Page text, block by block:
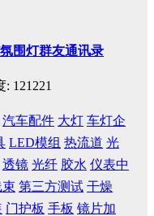
氛围灯群友通讯录
121221
汽车配件 大灯 车灯企
LED模组 热流道 光
透镜 光纤 胶水 仪表中
第三方测试 干燥
门护板 手板 镜片加